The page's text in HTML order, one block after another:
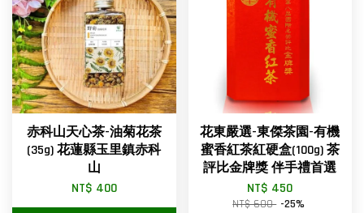
赤科山天心茶-油菊花茶
(35g) 花蓮縣玉里鎮赤科
山
NT$ 400
花東嚴選-東傑茶園-有機
蜜香紅茶紅硬盒(100g) 茶
評比金牌獎 伴手禮首選
NT$ 450
NT$ 600 -25%